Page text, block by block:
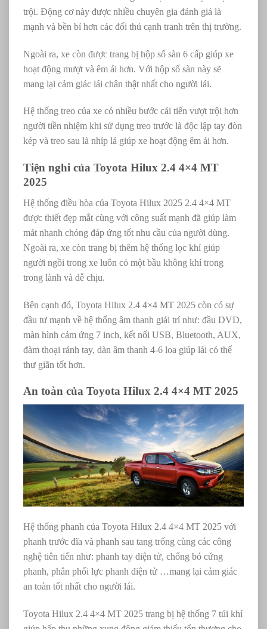
trội. Động cơ này được nhiều chuyên gia đánh giá là
mạnh và bền bỉ hơn các đối thủ cạnh tranh trên thị trường.
Ngoài ra, xe còn được trang bị hộp số sàn 6 cấp giúp xe
hoạt động mượt và êm ái hơn. Với hộp số sàn này sẽ
mang lại cảm giác lái chân thật nhất cho người lái.
Hệ thống treo của xe có nhiều bước cải tiến vượt trội hơn
người tiền nhiệm khi sử dụng treo trước là độc lập tay đòn
kép và treo sau là nhíp lá giúp xe hoạt động êm ái hơn.
Tiện nghi của Toyota Hilux 2.4 4×4 MT
2025
Hệ thống điều hòa của Toyota Hilux 2025 2.4 4×4 MT
được thiết đẹp mắt cùng với công suất mạnh đã giúp làm
mát nhanh chóng đáp ứng tốt nhu cầu của người dùng.
Ngoài ra, xe còn trang bị thêm hệ thống lọc khí giúp
người ngồi trong xe luôn có một bầu không khí trong
trong lành và dễ chịu.
Bên cạnh đó, Toyota Hilux 2.4 4×4 MT 2025 còn có sự
đầu tư mạnh về hệ thống âm thanh giải trí như: đầu DVD,
màn hình cảm ứng 7 inch, kết nối USB, Bluetooth, AUX,
đàm thoại rảnh tay, dàn âm thanh 4-6 loa giúp lái có thể
thư giãn tốt hơn.
An toàn của Toyota Hilux 2.4 4×4 MT 2025
Hệ thống phanh của Toyota Hilux 2.4 4×4 MT 2025 với
phanh trước đĩa và phanh sau tang trống cùng các công
nghệ tiên tiến như: phanh tay điện tử, chống bó cứng
phanh, phân phối lực phanh điện tử …mang lại cảm giác
an toàn tốt nhất cho người lái.
Toyota Hilux 2.4 4×4 MT 2025 trang bị hệ thống 7 túi khí